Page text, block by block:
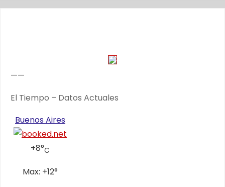
——
El Tiempo – Datos Actuales
Buenos Aires
+8°C
Max: +12°